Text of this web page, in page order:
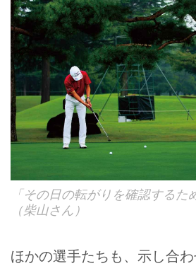
「その日の転がりを確認するた
（柴山さん）
ほかの選手たちも、示し合